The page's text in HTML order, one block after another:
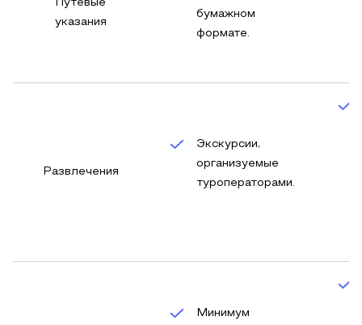
Путевые
указания
бумажном
формате.
Развлечения
Экскурсии,
организуемые
туроператорами.
Минимум